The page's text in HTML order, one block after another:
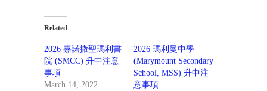
Related
2026 嘉諾撒聖瑪利書
院 (SMCC) 升中注意
事項
March 14, 2022
2026 瑪利曼中學
(Marymount Secondary
School, MSS) 升中注
意事項